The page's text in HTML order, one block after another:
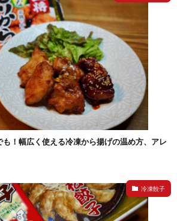
！幅広く使える冷凍から揚げの温め方、アレ
冷凍餃子